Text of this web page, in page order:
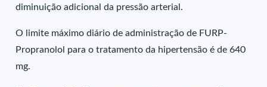
diminuição adicional da pressão arterial.
O limite máximo diário de administração de FURP-
Propranolol para o tratamento da hipertensão é de 640
mg.